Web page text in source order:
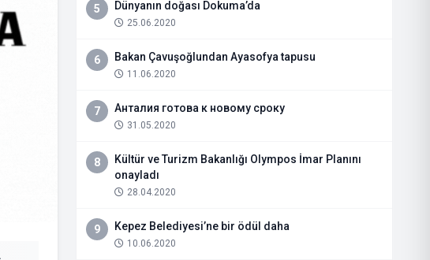
5 Dünyanın doğası Dokuma’da
25.06.2020
6 Bakan Çavuşoğlundan Ayasofya tapusu
11.06.2020
7 Анталия готова к новому сроку
31.05.2020
8
Kültür ve Turizm Bakanlığı Olympos İmar Planını
onayladı
28.04.2020
9 Kepez Belediyesi’ne bir ödül daha
10.06.2020